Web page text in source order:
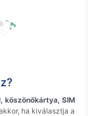
köszönőkártya, SIM
ha kiválasztja a